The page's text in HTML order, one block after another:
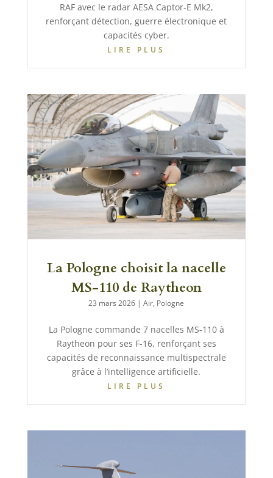
RAF avec le radar AESA Captor-E Mk2,
renforçant détection, guerre électronique et
capacités cyber.
LIRE PLUS
La Pologne choisit la nacelle
MS-110 de Raytheon
23 mars 2026 |Air, Pologne
La Pologne commande 7 nacelles MS-110 à
Raytheon pour ses F-16, renforçant ses
capacités de reconnaissance multispectrale
grâce à l’intelligence artificielle.
LIRE PLUS